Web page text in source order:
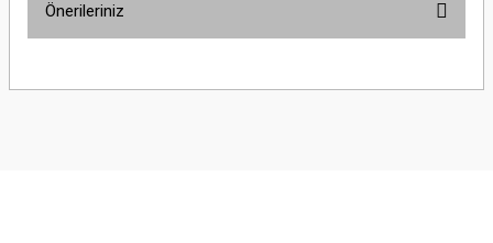
Önerileriniz
yetersiz gördüğünüz noktaları öneri formunu kullanarak tarafımıza